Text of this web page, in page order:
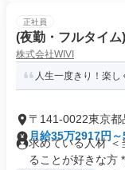
正社員
(夜勤・フルタイ
株式会社WIVI
人生一度きり！楽し
〒141-0022東京都
月給35万2917円
求めている人材
ることが好きな方